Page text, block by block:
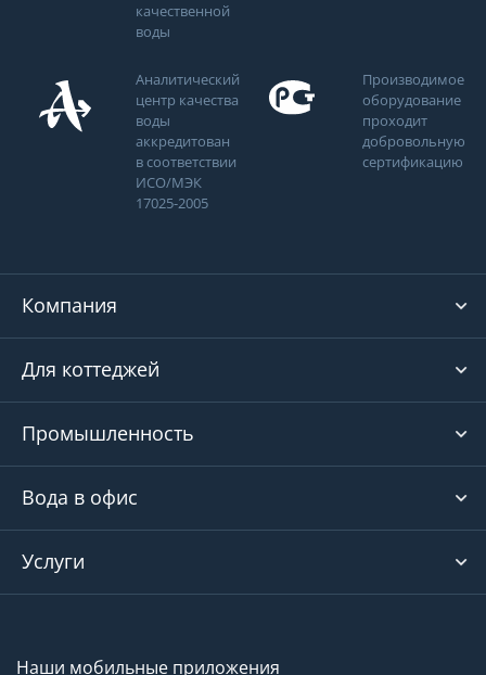
качественной
воды
Аналитический
центр качества
воды
аккредитован
в соответствии
ИСО/МЭК
17025-2005
Производимое
оборудование
проходит
добровольную
сертификацию
Компания
Для коттеджей
Промышленность
Вода в офис
Услуги
Наши мобильные приложения